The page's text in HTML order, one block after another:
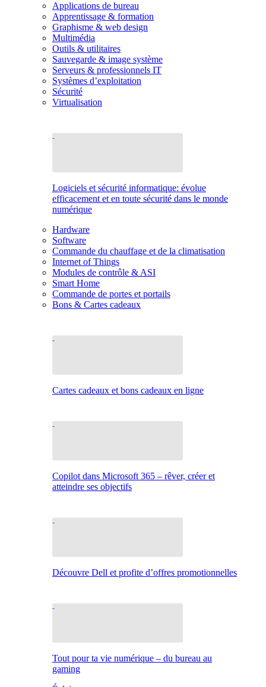
Applications de bureau
Apprentissage & formation
Graphisme & web design
Multimédia
Outils & utilitaires
Sauvegarde & image système
Serveurs & professionnels IT
Systèmes d’exploitation
Sécurité
Virtualisation
Logiciels et sécurité informatique: évolue
efficacement et en toute sécurité dans le monde
numérique
Hardware
Software
Commande du chauffage et de la climatisation
Internet of Things
Modules de contrôle & ASI
Smart Home
Commande de portes et portails
Bons & Cartes cadeaux
Cartes cadeaux et bons cadeaux en ligne
Copilot dans Microsoft 365 – rêver, créer et
atteindre ses objectifs
Découvre Dell et profite d’offres promotionnelles
Tout pour ta vie numérique – du bureau au
gaming